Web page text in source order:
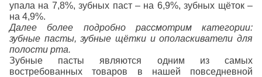
упала на 7,8%, зубных паст – на 6,9%, зубных щёток –
на 4,9%.
Далее более подробно рассмотрим категории:
зубные пасты, зубные щётки и ополаскиватели для
полости рта.
Зубные пасты являются одним из самых
востребованных товаров в нашей повседневной